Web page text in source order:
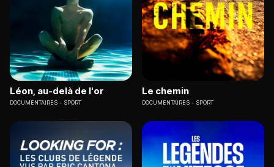
Léon, au-delà de l'or
DOCUMENTAIRES SPORT
Le chemin
DOCUMENTAIRES SPORT